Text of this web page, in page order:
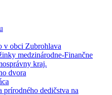
v obci Zubrohlava
medzinárodne-Finančne
kraj.
dvora
prírodného dedičstva na